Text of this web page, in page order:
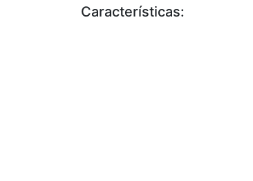
Características: